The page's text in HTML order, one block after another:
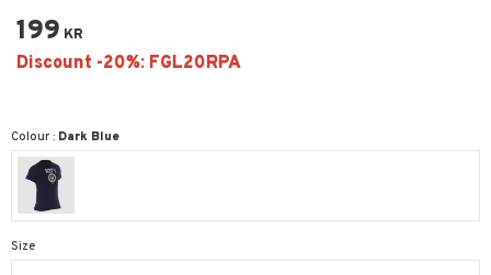
199 KR
Colour : Dark Blue
Size